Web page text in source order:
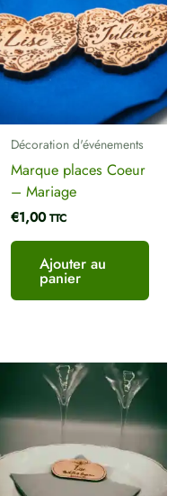
Décoration d'événements
Marque places Coeur
– Mariage
€1,00 TTC
Ajouter au
panier